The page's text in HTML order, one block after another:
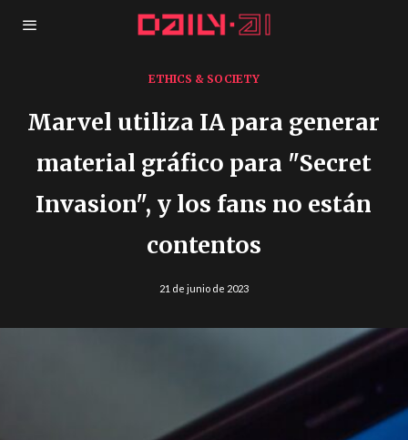
ETHICS & SOCIETY
Marvel utiliza IA para generar
material gráfico para "Secret
Invasion", y los fans no están
contentos
21 de junio de 2023